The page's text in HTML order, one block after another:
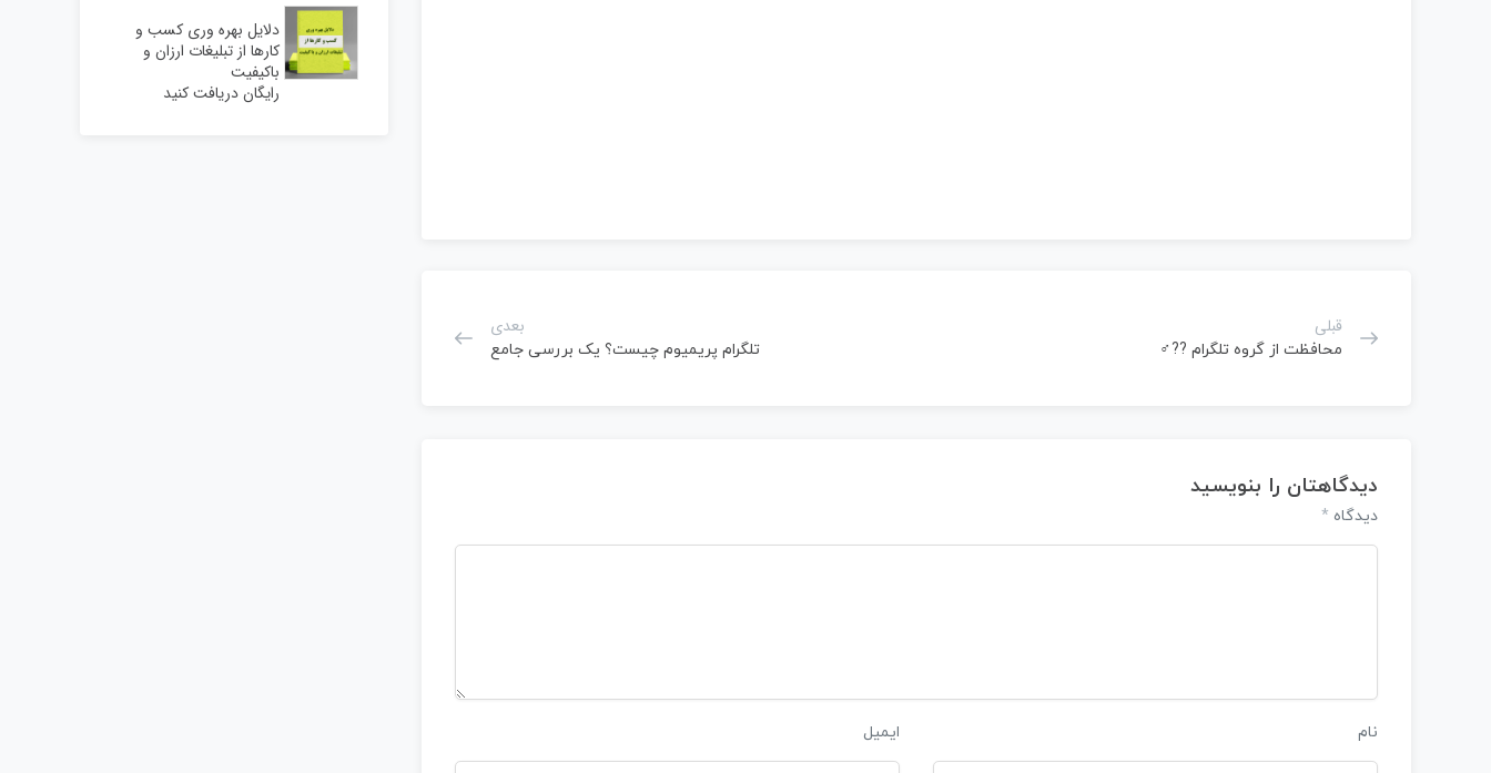
قبلی
محافظت از گروه تلگرام ??‍♂️
بعدی
تلگرام پریمیوم چیست؟ یک بررسی جامع
دیدگاهتان را بنویسید
دیدگاه *
نام ایمیل
دلایل بهره وری کسب و
کارها از تبلیغات ارزان و
باکیفیت
رایگان دریافت کنید